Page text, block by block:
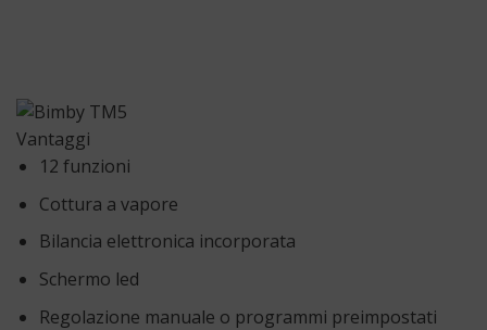
Vantaggi
12 funzioni
Cottura a vapore
Bilancia elettronica incorporata
Schermo led
Regolazione manuale o programmi preimpostati